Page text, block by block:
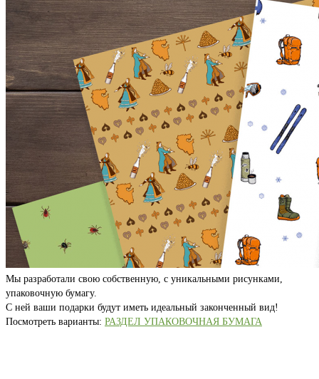
Мы разработали свою собственную, с уникальными рисунками,
упаковочную бумагу.
С ней ваши подарки будут иметь идеальный законченный вид!
Посмотреть варианты: РАЗДЕЛ УПАКОВОЧНАЯ БУМАГА